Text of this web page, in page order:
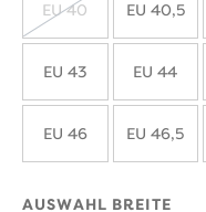
EU 40 EU 40,5
EU 43 EU 44
EU 46 EU 46,5
AUSWAHL BREITE